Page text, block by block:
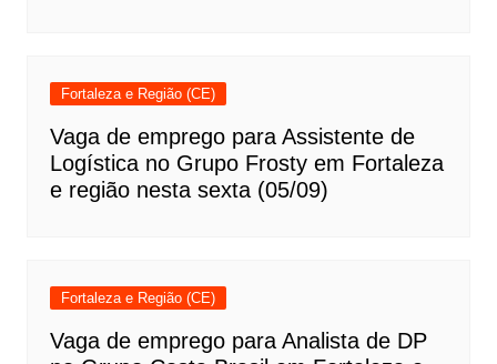
Fortaleza e Região (CE)
Vaga de emprego para Assistente de
Logística no Grupo Frosty em Fortaleza
e região nesta sexta (05/09)
Fortaleza e Região (CE)
Vaga de emprego para Analista de DP